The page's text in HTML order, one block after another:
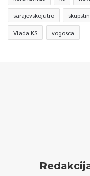
sarajevskojutro
Vlada KS vogosca